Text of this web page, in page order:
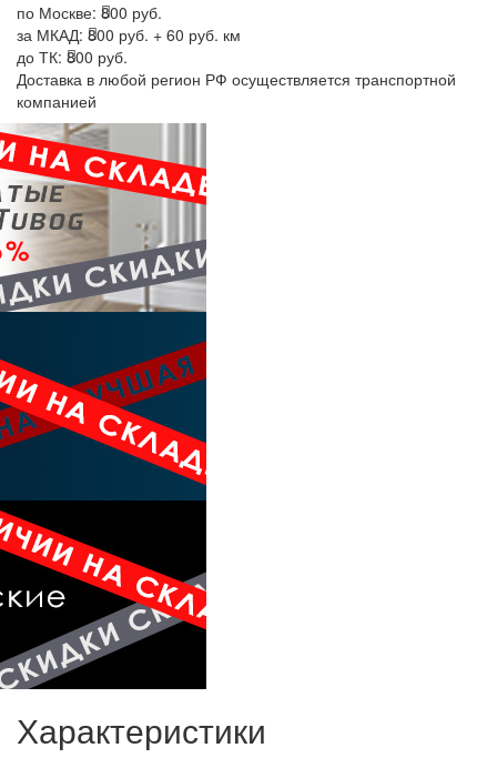
по Москве: 800 руб.
за МКАД: 800 руб. + 60 руб. км
до ТК: 800 руб.
Доставка в любой регион РФ осуществляется транспортной
компанией
Характеристики